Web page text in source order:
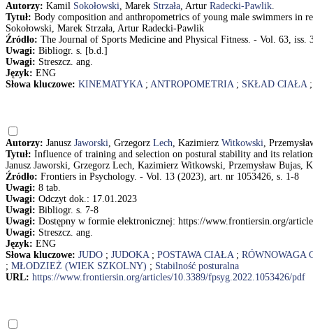
Autorzy: Kamil Sokołowski, Marek Strzała, Artur Radecki-Pawlik.
Tytuł: Body composition and anthropometrics of young male swimmers in
Sokołowski, Marek Strzała, Artur Radecki-Pawlik
Źródło: The Journal of Sports Medicine and Physical Fitness. - Vol. 63, iss.
Uwagi: Bibliogr. s. [b.d.]
Uwagi: Streszcz. ang.
Język: ENG
Słowa kluczowe: KINEMATYKA; ANTROPOMETRIA; SKŁAD CIAŁA
Autorzy: Janusz Jaworski, Grzegorz Lech, Kazimierz Witkowski,
Tytuł: Influence of training and selection on postural stability and its
Janusz Jaworski, Grzegorz Lech, Kazimierz Witkowski, Przemysław Bujas,
Źródło: Frontiers in Psychology. - Vol. 13 (2023), art. nr 1053426, s. 1-8
Uwagi: 8 tab.
Uwagi: Odczyt dok.: 17.01.2023
Uwagi: Bibliogr. s. 7-8
Uwagi: Dostępny w formie elektronicznej: https://www.frontiersin.org/
Uwagi: Streszcz. ang.
Język: ENG
Słowa kluczowe: JUDO ; JUDOKA; POSTAWA CIAŁA; RÓWNOWAGA
; MŁODZIEŻ (WIEK SZKOLNY) ; Stabilność posturalna
URL: https://www.frontiersin.org/articles/10.3389/fpsyg.2022.1053426/pdf